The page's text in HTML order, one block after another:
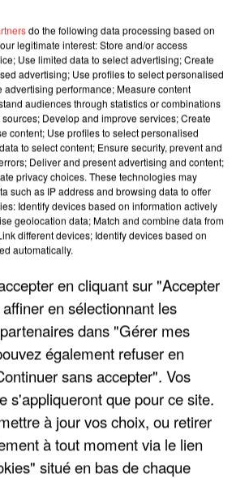
"JE SUIS À DISPOSITION DES
ENFOIRÉS"
"ON A TOUS LE TRAC"
do the following data processing based on
legitimate interest: Store and/or access
Use limited data to select advertising; Create
advertising; Use profiles to select personalised
advertising performance; Measure content
audiences through statistics or combinations
Develop and improve services; Create
content; Use profiles to select personalised
to select content; Ensure security, prevent and
Deliver and present advertising and content;
privacy choices. These technologies may
such as IP address and browsing data to offer
Identify devices based on information actively
geolocation data; Match and combine data from
different devices; Identify devices based on
automatically.
en cliquant sur "Accepter
en sélectionnant les
dans "Gérer mes
également refuser en
sans accepter". Vos
s'appliqueront que pour ce site.
à jour vos choix, ou retirer
à tout moment via le lien
situé en bas de chaque